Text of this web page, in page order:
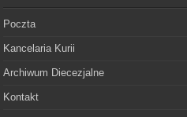
Poczta
Kancelaria Kurii
Archiwum Diecezjalne
Kontakt